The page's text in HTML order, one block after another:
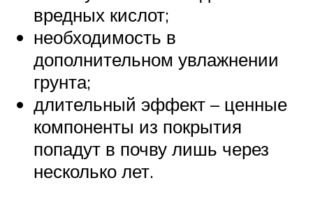
вредных кислот;
необходимость в
дополнительном увлажнении
грунта;
длительный эффект – ценные
компоненты из покрытия
попадут в почву лишь через
несколько лет.